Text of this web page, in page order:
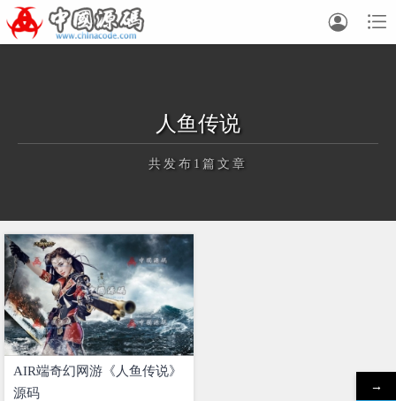


人鱼传说
共发布1篇文章
正在为您加载新内容
AIR端奇幻网游《人鱼传说》
源码
→